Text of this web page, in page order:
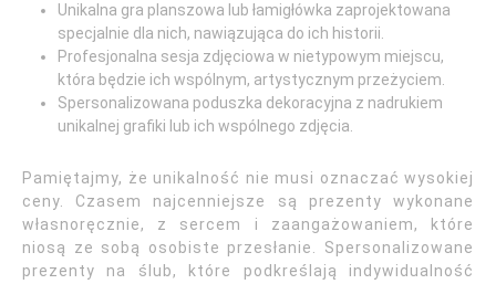
Unikalna gra planszowa lub łamigłówka zaprojektowana
specjalnie dla nich, nawiązująca do ich historii.
Profesjonalna sesja zdjęciowa w nietypowym miejscu,
która będzie ich wspólnym, artystycznym przeżyciem.
Spersonalizowana poduszka dekoracyjna z nadrukiem
unikalnej grafiki lub ich wspólnego zdjęcia.
Pamiętajmy, że unikalność nie musi oznaczać wysokiej
ceny. Czasem najcenniejsze są prezenty wykonane
własnoręcznie, z sercem i zaangażowaniem, które
niosą ze sobą osobiste przesłanie. Spersonalizowane
prezenty na ślub, które podkreślają indywidualność